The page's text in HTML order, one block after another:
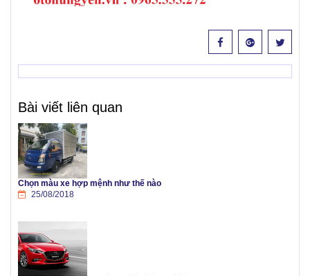
Bài viết liên quan
Chọn màu xe hợp mệnh như thế nào
25/08/2018